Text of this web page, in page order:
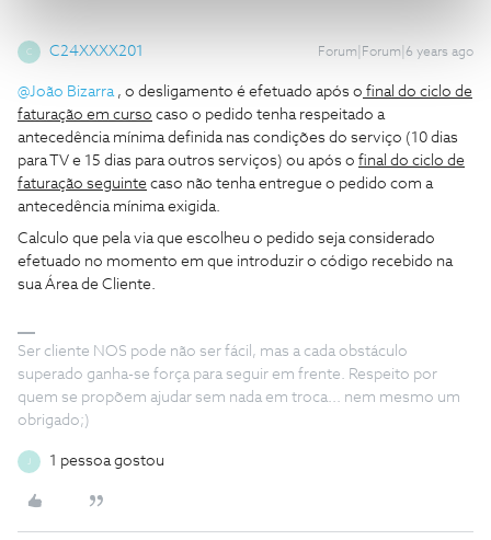
C C24XXXX201 Forum|Forum|6 years ago
@João Bizarra, o desligamento é efetuado após o final do ciclo de
faturação em curso caso o pedido tenha respeitado a
antecedência mínima definida nas condições do serviço (10 dias
para TV e 15 dias para outros serviços) ou após o final do ciclo de
faturação seguinte caso não tenha entregue o pedido com a
antecedência mínima exigida.
Calculo que pela via que escolheu o pedido seja considerado
efetuado no momento em que introduzir o código recebido na
sua Área de Cliente.
Ser cliente NOS pode não ser fácil, mas a cada obstáculo
superado ganha-se força para seguir em frente. Respeito por
quem se propõem ajudar sem nada em troca... nem mesmo um
obrigado;)
1 pessoa gostou